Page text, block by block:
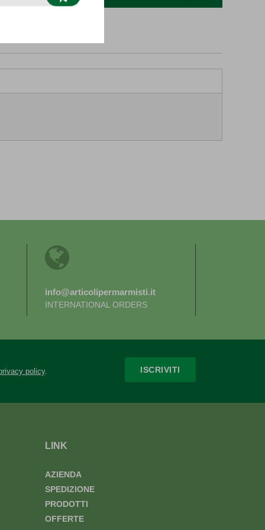
info@articolipermarmisti.it
INTERNATIONAL ORDERS
policy. ISCRIVITI
LINK
AZIENDA
SPEDIZIONE
PRODOTTI
OFFERTE